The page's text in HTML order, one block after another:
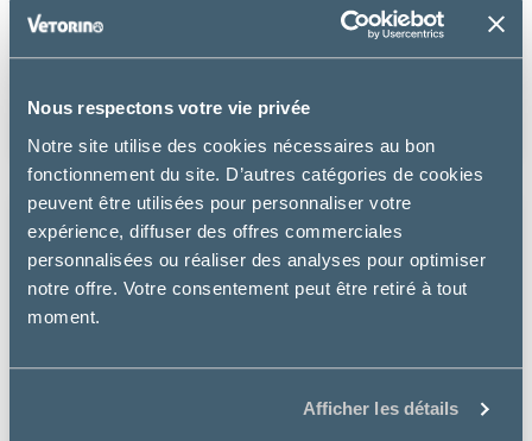
Nous respectons votre vie privée
Notre site utilise des cookies nécessaires au bon
fonctionnement du site. D’autres catégories de cookies
peuvent être utilisées pour personnaliser votre
expérience, diffuser des offres commerciales
personnalisées ou réaliser des analyses pour optimiser
notre offre. Votre consentement peut être retiré à tout
moment.
Afficher les détails
Couper les griffes de son chat : bonne ou mauvaise
LIRE LA SUITE
ALIMENTATION POUR CHIEN